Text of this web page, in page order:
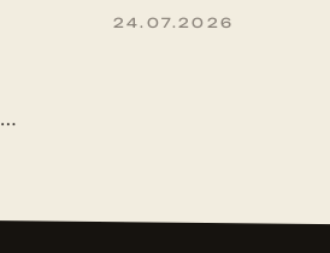
24.07.2026